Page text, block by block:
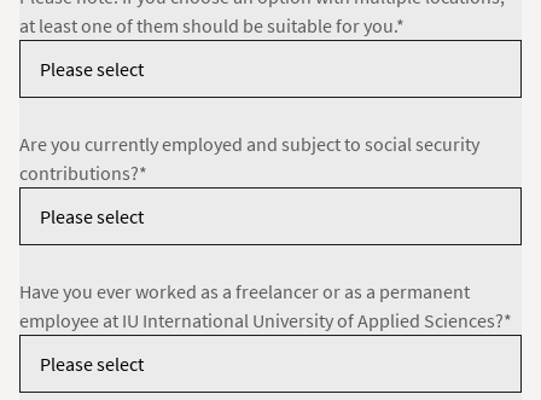
at least one of them should be suitable for you.*
Are you currently employed and subject to social security
contributions?*
Have you ever worked as a freelancer or as a permanent
employee at IU International University of Applied Sciences?*